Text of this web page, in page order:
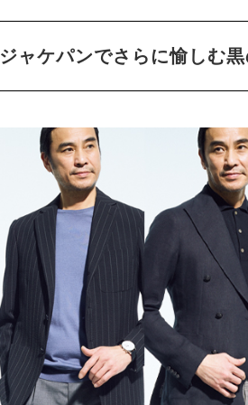
ジャケパンでさらに愉しむ